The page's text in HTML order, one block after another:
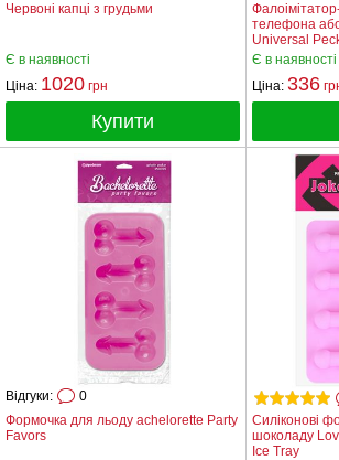
Червоні капці з грудьми
Є в наявності
Ціна: 1020 грн
Купити
телефона
Universal
Є в наявності
Ціна: 336
Формочка для льоду achelorette Party
Favors
Відгуки: 0
Силіконові
шоколаду
Ice Tray